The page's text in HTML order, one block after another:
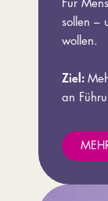
Für
sollen –
wollen.
Ziel:
an